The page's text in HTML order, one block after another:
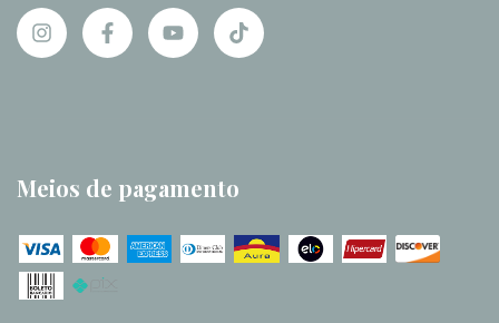
Meios de pagamento